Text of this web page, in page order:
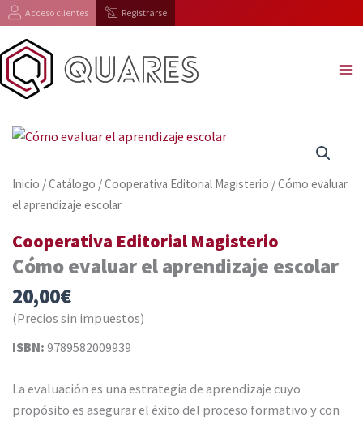
al
contenido
Acceso clientes Registrarse
Inicio /Catálogo /Cooperativa Editorial Magisterio / Cómo evaluar
el aprendizaje escolar
Cooperativa Editorial Magisterio
Cómo evaluar el aprendizaje escolar
20,00€
(Precios sin impuestos)
ISBN: 9789582009939
La evaluación es una estrategia de aprendizaje cuyo
propósito es asegurar el éxito del proceso formativo y con